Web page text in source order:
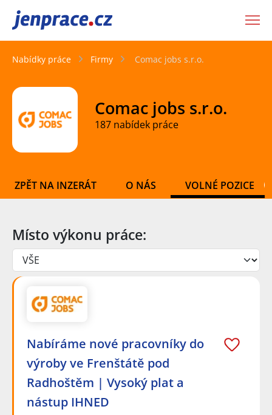
JenPráce.cz
Nabídky práce Firmy Comac jobs s.r.o.
Comac jobs s.r.o.
187 nabídek práce
ZPĚT NA INZERÁT O NÁS VOLNÉ POZICE
Místo výkonu práce:
Nabíráme nové pracovníky do
výroby ve Frenštátě pod
Radhoštěm | Vysoký plat a
nástup IHNED